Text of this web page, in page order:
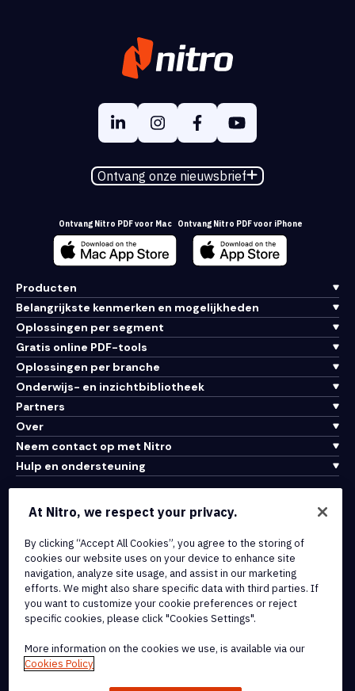
Ontvang onze nieuwsbrief
Ontvang Nitro PDF voor Mac Ontvang Nitro PDF voor iPhone
Producten
Belangrijkste kenmerken en mogelijkheden
Oplossingen per segment
Gratis online PDF-tools
Oplossingen per branche
Onderwijs- en inzichtbibliotheek
Partners
Over
Neem contact op met Nitro
Hulp en ondersteuning
Integraties en API-connectiviteit
Cookiebeleid
Copyrightbeleid
Alle voorwaarden en beleidsmaatregelen
© 2026 Nitro Software, Inc. Inc. Alle rechten voorbehouden.
Nitro, het Nitro-logo, Nitro Productivity Platform, Nitro PDF Pro, Nitro
At Nitro, we respect your privacy.
By clicking “Accept All Cookies”, you agree to the storing of
cookies our website uses on your device to enhance site
navigation, analyze site usage, and assist in our marketing
efforts. We might also share specific data with third parties. If
you want to customize your cookie preferences or reject
specific cookies, please click "Cookies Settings".
More information on the cookies we use, is available via our
Cookies Policy